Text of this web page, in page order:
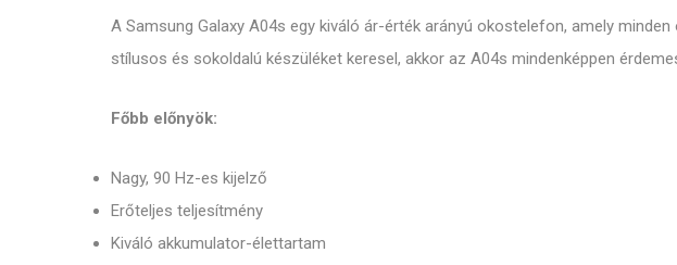
A Samsung Galaxy A04s egy kiváló ár-érték arányú okostelefon, amely
stílusos és sokoldalú készüléket keresel, akkor az A04s mindenképpen
Főbb előnyök:
Nagy, 90 Hz-es kijelző
Erőteljes teljesítmény
Kiváló akkumulator-élettartam